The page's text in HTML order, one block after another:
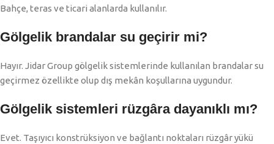
Bahçe, teras ve ticari alanlarda kullanılır.
Gölgelik brandalar su geçirir mi?
Hayır. Jidar Group gölgelik sistemlerinde kullanılan brandalar su
geçirmez özellikte olup dış mekân koşullarına uygundur.
Gölgelik sistemleri rüzgâra dayanıklı mı?
Evet. Taşıyıcı konstrüksiyon ve bağlantı noktaları rüzgâr yükü